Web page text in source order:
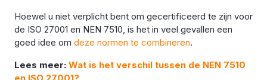
Hoewel u niet verplicht bent om gecertificeerd te zijn voor
de ISO 27001 en NEN 7510, is het in veel gevallen een
goed idee om deze normen te combineren.
Lees meer: Wat is het verschil tussen de NEN 7510
en ISO 27001?